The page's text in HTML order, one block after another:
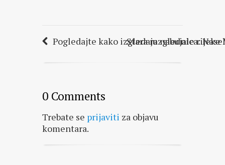
Pogledajte kako izgledaju nabujale rijeke
Stara razglednica:
0 Comments
Trebate se prijaviti za objavu
komentara.